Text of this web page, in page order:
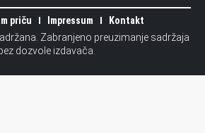
priču Impressum
Kontakt
Zabranjeno preuzimanje sadržaja
bez dozvole izdavača.